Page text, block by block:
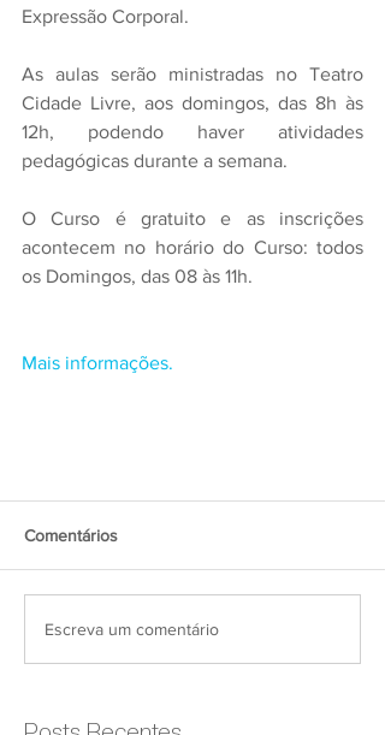
Expressão Corporal.
As aulas serão ministradas no Teatro
Cidade Livre, aos domingos, das 8h às
12h, podendo haver atividades
pedagógicas durante a semana.
O Curso é gratuito e as inscrições
acontecem no horário do Curso: todos
os Domingos, das 08 às 11h.
Mais informações.
Comentários
Escreva um comentário